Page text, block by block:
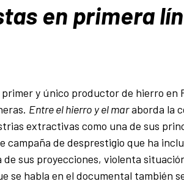
en primera
y único productor de hierro en
Entre el hierro y el maraborda la
extractivas como una de sus
de desprestigio que ha
sus proyecciones, violenta
se habla en el documental también